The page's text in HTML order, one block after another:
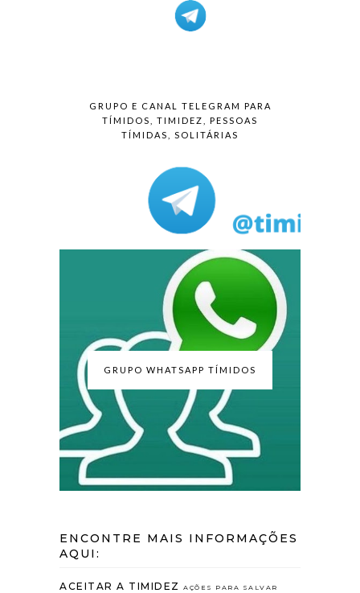
GRUPO E CANAL TELEGRAM PARA
TÍMIDOS, TIMIDEZ, PESSOAS
TÍMIDAS, SOLITÁRIAS
GRUPO WHATSAPP TÍMIDOS
ENCONTRE MAIS INFORMAÇÕES
AQUI:
ACEITAR A TIMIDEZ AÇÕES PARA SALVAR